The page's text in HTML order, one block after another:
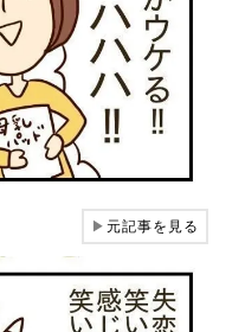
▶元記事を見る